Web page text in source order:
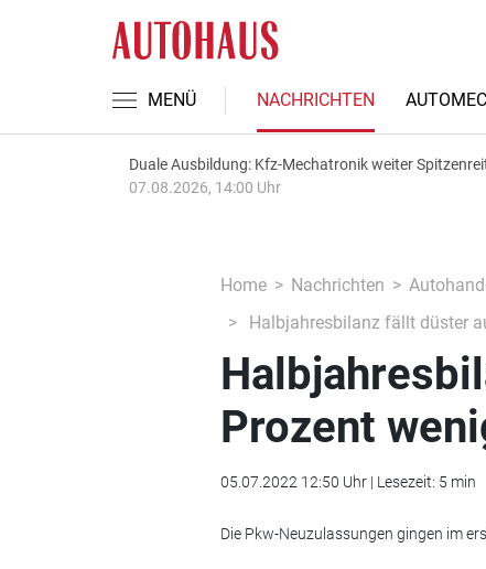
MENÜ NACHRICHTEN
Duale Ausbildung: Kfz-Mechatronik weiter
07.08.2026, 14:00 Uhr
Home Nachrichten
Halbjahresbilanz fällt düster
Prozent
05.07.2022 12:50 Uhr | Lesezeit: 5 min
Die Pkw-Neuzulassungen gingen im